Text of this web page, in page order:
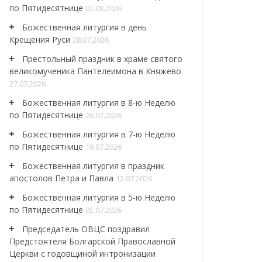
по Пятидесятнице 02.08.2026
Божественная литургия в день
Крещения Руси 28.07.2026
Престольный праздник в храме святого
великомученика Пантелеимона в Княжево
27.07.2026
Божественная литургия в 8-ю Неделю
по Пятидесятнице 26.07.2026
Божественная литургия в 7-ю Неделю
по Пятидесятнице 19.07.2026
Божественная литургия в праздник
апостолов Петра и Павла 12.07.2026
Божественная литургия в 5-ю Неделю
по Пятидесятнице 05.07.2026
Председатель ОВЦС поздравил
Предстоятеля Болгарской Православной
Церкви с годовщиной интронизации